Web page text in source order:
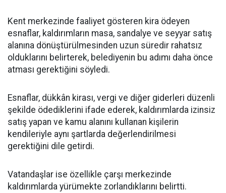
Kent merkezinde faaliyet gösteren kira ödeyen
esnaflar, kaldırımların masa, sandalye ve seyyar satış
alanına dönüştürülmesinden uzun süredir rahatsız
olduklarını belirterek, belediyenin bu adımı daha önce
atması gerektiğini söyledi.
Esnaflar, dükkân kirası, vergi ve diğer giderleri düzenli
şekilde ödediklerini ifade ederek, kaldırımlarda izinsiz
satış yapan ve kamu alanını kullanan kişilerin
kendileriyle aynı şartlarda değerlendirilmesi
gerektiğini dile getirdi.
Vatandaşlar ise özellikle çarşı merkezinde
kaldırımlarda yürümekte zorlandıklarını belirtti.